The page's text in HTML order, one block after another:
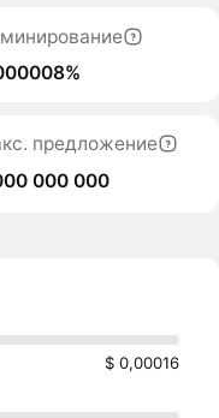
предложение
000 000
$ 0,00016